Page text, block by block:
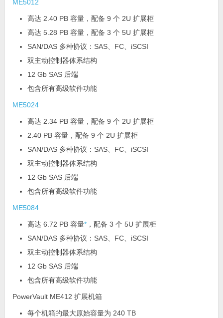
ME5012
高达 2.40 PB 容量，配备 9 个 2U 扩展柜
高达 5.28 PB 容量，配备 3 个 5U 扩展柜
SAN/DAS 多种协议：SAS、FC、iSCSI
双主动控制器体系结构
12 Gb SAS 后端
包含所有高级软件功能
ME5024
高达 2.34 PB 容量，配备 9 个 2U 扩展柜
2.40 PB 容量，配备 9 个 2U 扩展柜
SAN/DAS 多种协议：SAS、FC、iSCSI
双主动控制器体系结构
12 Gb SAS 后端
包含所有高级软件功能
ME5084
高达 6.72 PB 容量*，配备 3 个 5U 扩展柜
SAN/DAS 多种协议：SAS、FC、iSCSI
双主动控制器体系结构
12 Gb SAS 后端
包含所有高级软件功能
PowerVault ME412 扩展机箱
每个机箱的最大原始容量为 240 TB